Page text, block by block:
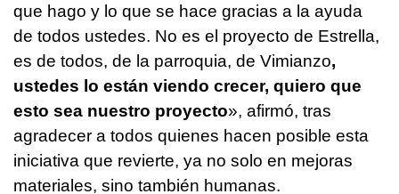
que hago y lo que se hace gracias a la ayuda
de todos ustedes. No es el proyecto de Estrella,
es de todos, de la parroquia, de Vimianzo,
ustedes lo están viendo crecer, quiero que
esto sea nuestro proyecto», afirmó, tras
agradecer a todos quienes hacen posible esta
iniciativa que revierte, ya no solo en mejoras
materiales, sino también humanas.